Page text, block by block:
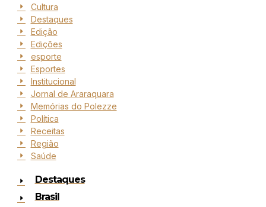
Cultura
Destaques
Edição
Edições
esporte
Esportes
Institucional
Jornal de Araraquara
Memórias do Polezze
Política
Receitas
Região
Saúde
Destaques
Brasil